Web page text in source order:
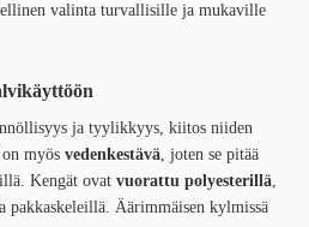
valinta turvallisille ja mukaville
ja tyylikkyys, kiitos niiden
on myös vedenkestävä, joten se pitää
Kengät ovat vuorattu polyesterillä,
pakkaskeleillä. Äärimmäisen kylmissä